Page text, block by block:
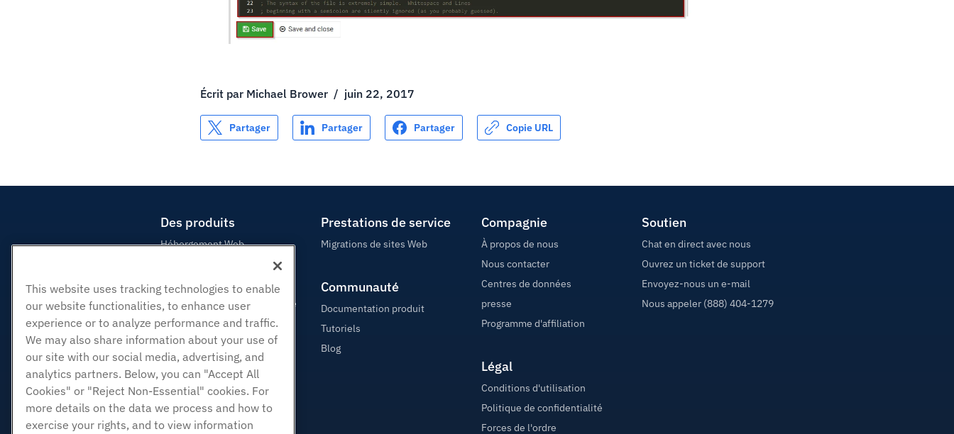
Écrit par Michael Brower / juin 22, 2017
Partager Partager Partager Copie URL
Des produits
Hébergement Web
Hébergement professionnel
Revendeur Hébergeur
Revendeur en marque blanche
Géré Linux VPS
Linux non gérés VPS
Windows gérés VPS
Windows non géré VPS
Équilibreurs de charge
Prestations de service
Migrations de sites Web
Communauté
Documentation produit
Tutoriels
Blog
Compagnie
À propos de nous
Nous contacter
Centres de données
presse
Programme d'affiliation
Légal
Conditions d'utilisation
Politique de confidentialité
Forces de l'ordre
Soutien
Chat en direct avec nous
Ouvrez un ticket de support
Envoyez-nous un e-mail
Nous appeler (888) 404-1279
This website uses tracking technologies to enable
our website functionalities, to enhance user
experience or to analyze performance and traffic.
We may also share information about your use of
our site with our social media, advertising, and
analytics partners. Below, you can "Accept All
Cookies" or "Reject Non-Essential" cookies. For
more details on the data we process and how to
exercise your rights, and to view information